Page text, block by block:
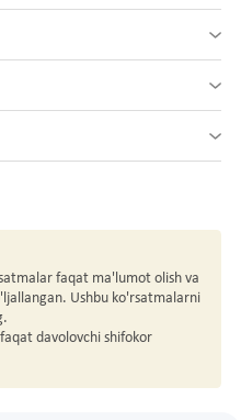
faqat ma'lumot olish va
Ushbu ko'rsatmalarni
davolovchi shifokor